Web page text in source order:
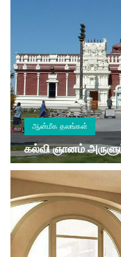
ஆன்மீக தலங்கள்
கல்வி ஞானம்